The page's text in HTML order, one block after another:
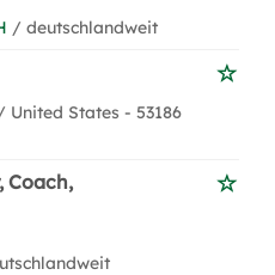
/ deutschlandweit
United States - 53186
Coach,